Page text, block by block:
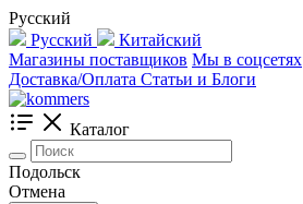
Русский
Русский
Китайский
Магазины поставщиков Мы в соцсетях
Доставка/Оплата Статьи и Блоги
Каталог
Подольск
Отмена